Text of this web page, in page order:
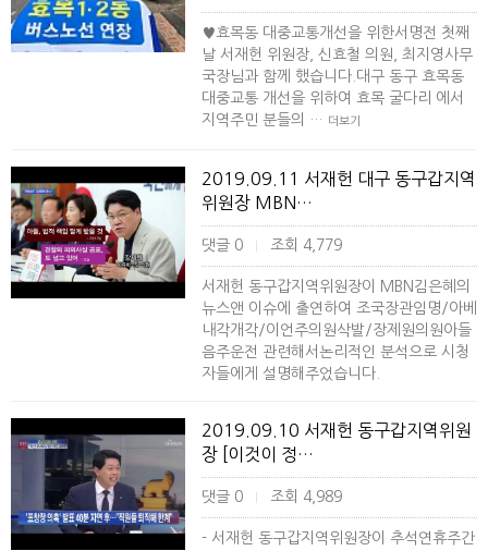
♥효목동 대중교통개선을 위한서명전 첫째
날 서재헌 위원장, 신효철 의원, 최지영사무
국장님과 함께 했습니다.대구 동구 효목동
대중교통 개선을 위하여 효목 굴다리 에서
지역주민 분들의 …
더보기
2019.09.11 서재헌 대구 동구갑지역
위원장 MBN…
댓글 0 조회 4,779
서재헌 동구갑지역위원장이 MBN김은혜의
뉴스앤 이슈에 출연하여 조국장관임명/아베
내각개각/이언주의원삭발/장제원의원아들
음주운전 관련해서논리적인 분석으로 시청
자들에게 설명해주었습니다.
2019.09.10 서재헌 동구갑지역위원
장 [이것이 정…
댓글 0 조회 4,989
- 서재헌 동구갑지역위원장이 추석연휴주간